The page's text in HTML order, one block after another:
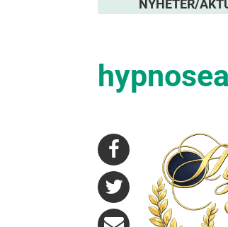
NYHETER/